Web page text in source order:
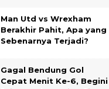
Man Utd vs Wrexham
Berakhir Pahit, Apa yang
Sebenarnya Terjadi?
Gagal Bendung Gol
Cepat Menit Ke-6, Begini